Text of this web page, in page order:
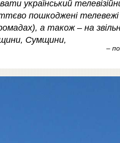
український
пошкоджені телевежі
а також – на
Сумщини,
–